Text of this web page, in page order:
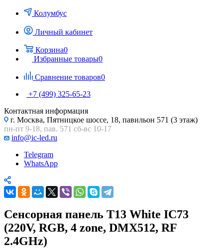
Колумбус
Личный кабинет
Корзина0
Избранные товары0
Сравнение товаров0
+7 (499) 325-65-23
Контактная информация
г. Москва, Пятницкое шоссе, 18, павильон 571 (3 этаж)
пн-пт 9-18, пав. 571 сб-вс 10-17
info@ic-led.ru
Telegram
WhatsApp
Сенсорная панель T13 White IC73
(220V, RGB, 4 zone, DMX512, RF
2.4GHz)